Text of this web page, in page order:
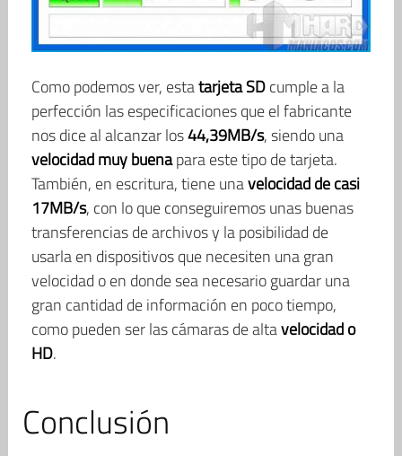
Como podemos ver, estatarjeta SDcumple a la
perfección las especificaciones que el fabricante
nos dice al alcanzar los44,39MB/s, siendo una
velocidad muy buenapara este tipo de tarjeta.
También, en escritura, tiene unavelocidad de casi
17MB/s, con lo que conseguiremos unas buenas
transferencias de archivos y la posibilidad de
usarla en dispositivos que necesiten una gran
velocidad o en donde sea necesario guardar una
gran cantidad de información en poco tiempo,
como pueden ser las cámaras de altavelocidad o
HD.
Conclusión